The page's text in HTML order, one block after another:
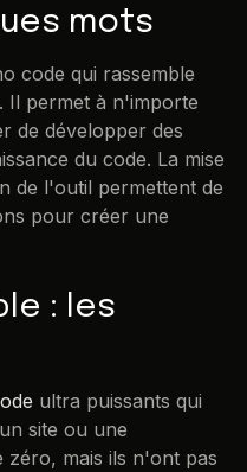
mots
code qui rassemble
Il permet à n'importe
de développer des
du code. La mise
de l'outil permettent de
pour créer une
: les
ultra puissants qui
site ou une
zéro, mais ils n'ont pas